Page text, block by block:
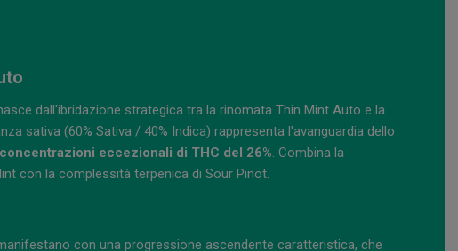
dall'ibridazione strategica tra la rinomata Thin Mint Auto e la
sativa (60% Sativa / 40% Indica) rappresenta l'avanguardia dello
concentrazioni eccezionali di THC del 26%. Combina la
con la complessità terpenica di Sour Pinot.
con una progressione ascendente caratteristica, che